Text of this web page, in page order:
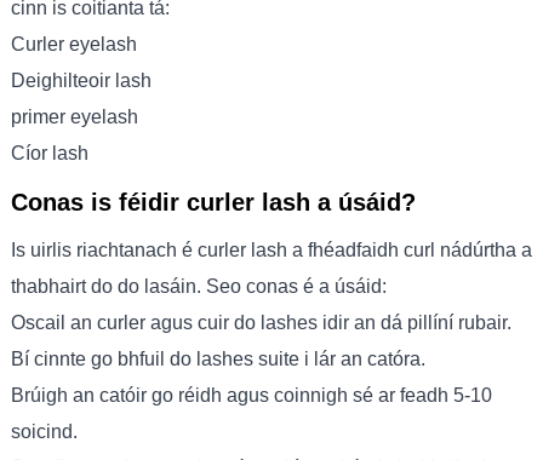
cinn is coitianta tá:
Curler eyelash
Deighilteoir lash
primer eyelash
Cíor lash
Conas is féidir curler lash a úsáid?
Is uirlis riachtanach é curler lash a fhéadfaidh curl nádúrtha a
thabhairt do do lasáin. Seo conas é a úsáid:
Oscail an curler agus cuir do lashes idir an dá pillíní rubair.
Bí cinnte go bhfuil do lashes suite i lár an catóra.
Brúigh an catóir go réidh agus coinnigh sé ar feadh 5-10
soicind.